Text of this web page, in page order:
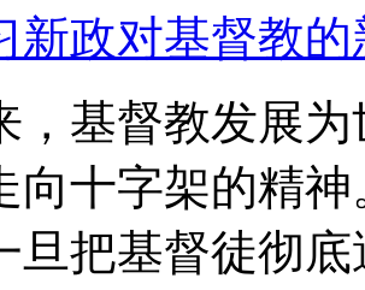
政对基督教的
，基督教发展
向十字架的精
旦把基督徒彻